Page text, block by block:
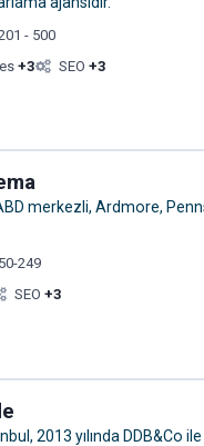
- 500
+3 SEO+3
merkezli, Ardmore,
50-249
SEO+3
2013 yılında DDB&Co